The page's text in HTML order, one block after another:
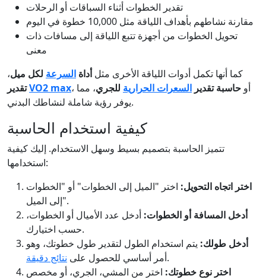
تقدير الخطوات أثناء السباقات أو الرحلات
مقارنة نشاطهم بأهداف اللياقة مثل 10,000 خطوة في اليوم
تحويل الخطوات من أجهزة تتبع اللياقة إلى مسافات ذات
معنى
كما أنها تكمل أدوات اللياقة الأخرى مثلأداة السرعة لكل ميل،
تقديرVO2 max ، أو حاسبة تقدير السعرات الحرارية للجري، مما
يوفر رؤية شاملة لنشاطك البدني.
كيفية استخدام الحاسبة
تتميز الحاسبة بتصميم بسيط وسهل الاستخدام. إليك كيفية
استخدامها:
اختر اتجاه التحويل: اختر "الميل إلى الخطوات" أو "الخطوات
إلى الميل".
أدخل المسافة أو الخطوات: أدخل عدد الأميال أو الخطوات،
حسب اختيارك.
أدخل طولك: يتم استخدام الطول لتقدير طول خطوتك، وهو
أمر أساسي للحصول على نتائج دقيقة
.
اختر نوع خطوتك: اختر من المشي، الجري، أو مخصص